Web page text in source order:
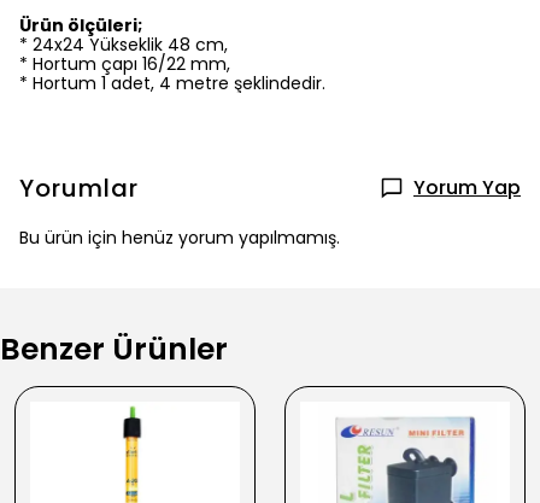
Ürün ölçüleri;
* 24x24 Yükseklik 48 cm,
* Hortum çapı 16/22 mm,
* Hortum 1 adet, 4 metre şeklindedir.
Yorumlar Yorum Yap
Bu ürün için henüz yorum yapılmamış.
Benzer Ürünler